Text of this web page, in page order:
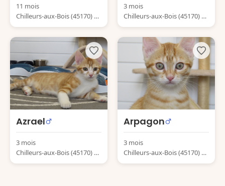
11 mois
Chilleurs-aux-Bois (45170) Fr
ance
3 mois
Chilleurs-aux-Bois (45170) Fr
ance
Azrael
3 mois
Chilleurs-aux-Bois (45170) Fr
ance
Arpagon
3 mois
Chilleurs-aux-Bois (45170) Fr
ance